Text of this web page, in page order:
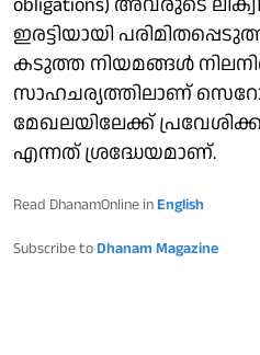
ഇരട്ടിയായി
കടുത്ത നിയമങ്ങൾ
സാഹചര്യത്തിലാണ്
മേഖലയിലേക്ക്
എന്നത് ശ്രദ്ധേയമാണ്.
Read DhanamOnline in English
Subscribe to Dhanam Magazine